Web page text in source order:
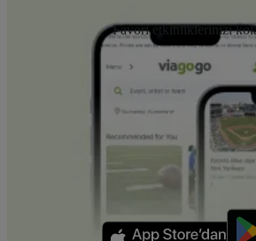
Favori etkinliklerinizi